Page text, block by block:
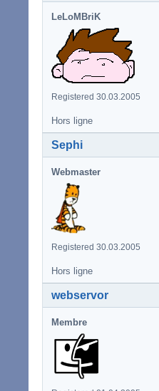
LeLoMBriK
Registered 30.03.2005
Hors ligne
Sephi
Webmaster
Registered 30.03.2005
Hors ligne
webservor
Membre